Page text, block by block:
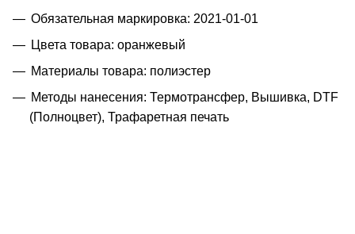
Обязательная маркировка: 2021-01-01
Цвета товара: оранжевый
Материалы товара: полиэстер
Методы нанесения: Термотрансфер, Вышивка, DTF
(Полноцвет), Трафаретная печать